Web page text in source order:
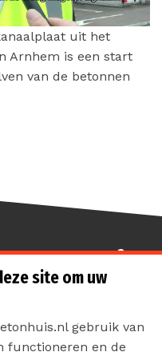
uit het
Arnhem is een start
van de betonnen
in
site om uw
gebruik van
functioneren en de